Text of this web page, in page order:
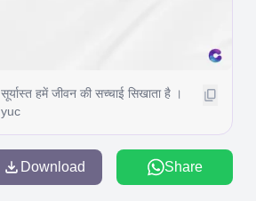
सूर्यास्त हमें जीवन की सच्चाई सिखाता है ।
yuc
Download Share